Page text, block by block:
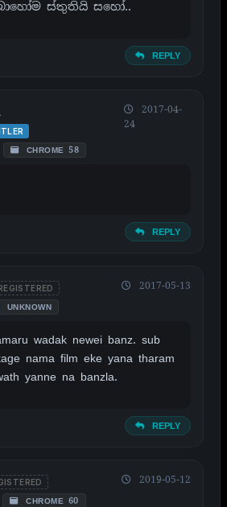
ස්තුතියි සහෝ..
REPLY
CHROME 58
2017-04-
24
REPLY
UNKNOWN
2017-05-13
wadak newei banz. sub
nama film eke yana tharam
yanne na banzla.
REPLY
CHROME 60
2019-05-12